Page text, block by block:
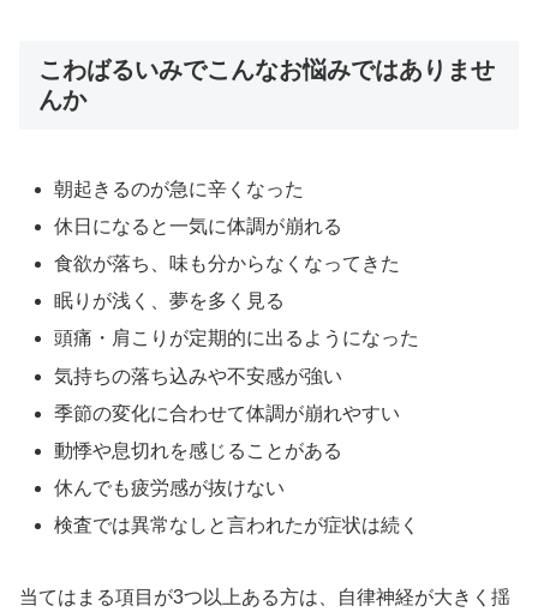
こわばるいみでこんなお悩みではありませ
んか
朝起きるのが急に辛くなった
休日になると一気に体調が崩れる
食欲が落ち、味も分からなくなってきた
眠りが浅く、夢を多く見る
頭痛・肩こりが定期的に出るようになった
気持ちの落ち込みや不安感が強い
季節の変化に合わせて体調が崩れやすい
動悸や息切れを感じることがある
休んでも疲労感が抜けない
検査では異常なしと言われたが症状は続く
当てはまる項目が3つ以上ある方は、自律神経が大きく揺